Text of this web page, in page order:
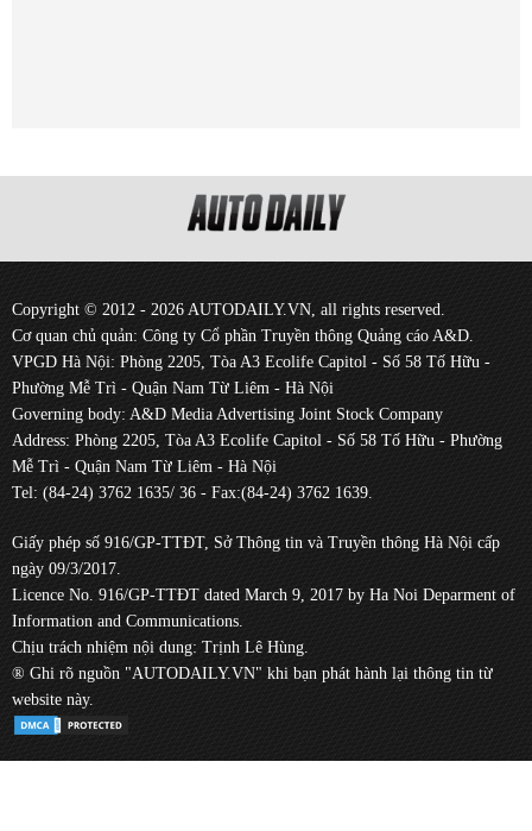
Copyright © 2012 - 2026 AUTODAILY.VN, all rights reserved.
Cơ quan chủ quản: Công ty Cổ phần Truyền thông Quảng cáo A&D.
VPGD Hà Nội: Phòng 2205, Tòa A3 Ecolife Capitol - Số 58 Tố Hữu -
Phường Mễ Trì - Quận Nam Từ Liêm - Hà Nội
Governing body: A&D Media Advertising Joint Stock Company
Address: Phòng 2205, Tòa A3 Ecolife Capitol - Số 58 Tố Hữu - Phường
Mễ Trì - Quận Nam Từ Liêm - Hà Nội
Tel: (84-24) 3762 1635/ 36 - Fax:(84-24) 3762 1639.
Giấy phép số 916/GP-TTĐT, Sở Thông tin và Truyền thông Hà Nội cấp
ngày 09/3/2017.
Licence No. 916/GP-TTĐT dated March 9, 2017 by Ha Noi Deparment of
Information and Communications.
Chịu trách nhiệm nội dung: Trịnh Lê Hùng.
® Ghi rõ nguồn "AUTODAILY.VN" khi bạn phát hành lại thông tin từ
website này.